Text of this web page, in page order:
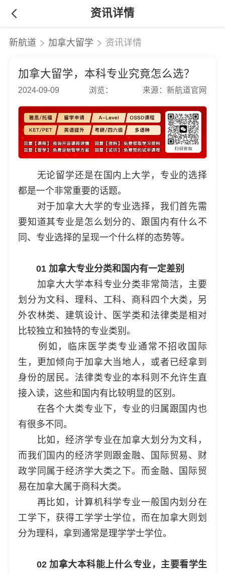
资讯详情
新航道 加拿大留学 资讯详情
加拿大留学，本科专业究竟怎么选？
2024-09-09 浏览： 来源：新航道官网
无论留学还是在国内上大学，专业的选择
都是一个非常重要的话题。
对于加拿大大学的专业选择，我们首先需
要知道其专业是怎么划分的、跟国内有什么不
同、专业选择的呈现一个什么样的态势等。
01 加拿大专业分类和国内有一定差别
加拿大大学本科专业分类非常简洁，主要
划分为文科、理科、工科、商科四个大类，另
外农林类、建筑设计、医学类和法律类是相对
比较独立和独特的专业类别。
例如，临床医学类专业通常不招收国际
生，更加倾向于加拿大当地人，或者已经拿到
身份的居民。法律类专业的本科则不允许生直
接入读，这些和国内有比较明显的区别。
在各个大类专业下，专业的归属跟国内也
有很多不同。
比如，经济学专业在加拿大划分为文科，
而我们国内的经济学则跟金融、国际贸易、财
政学同属于经济学大类之下。而金融、国际贸
易在加拿大属于商科大类。
再比如，计算机科学专业一般国内划分在
工学下，获得工学学士学位，而在加拿大则划
分为理科，拿到通常是理学学士学位。
02 加拿大本科能上什么专业，主要看学生